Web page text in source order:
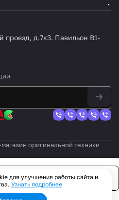
проезд, д.7к3. Павильон B1-
оригинальной техники
для улучшения работы сайта и
Узнать подробнее